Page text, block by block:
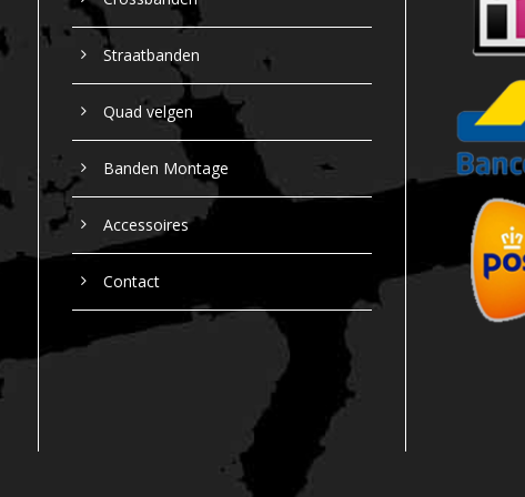
Straatbanden
Quad velgen
Banden Montage
Accessoires
Contact